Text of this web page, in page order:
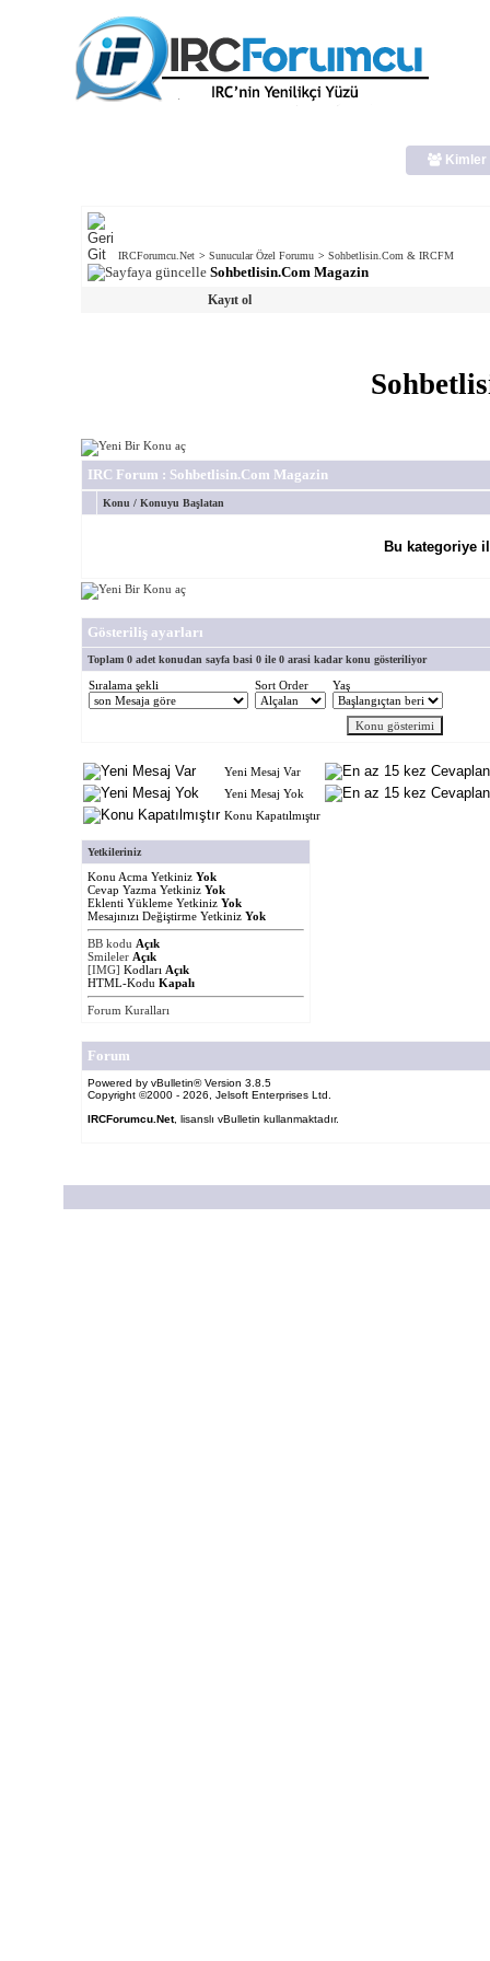
Kimler
IRCForumcu.Net > Sunucular Özel Forumu > Sohbetlisin.Com & IRCFM
Sohbetlisin.Com Magazin
Kayıt ol
IRC Forum : Sohbetlisin.Com Magazin
Konu / Konuyu Başlatan
Bu kategoriye
Gösteriliş ayarları
Toplam 0 adet konudan sayfa basi 0 ile 0 arasi kadar konu gösteriliyor
Sıralama şekli Sort Order Yaş
Yeni Mesaj Var
Yeni Mesaj Yok
Konu Kapatılmıştır
Yetkileriniz
Konu Acma Yetkiniz Yok
Cevap Yazma Yetkiniz Yok
Eklenti Yükleme Yetkiniz Yok
Mesajınızı Değiştirme Yetkiniz Yok
BB kodu Açık
Smileler Açık
[IMG] Kodları Açık
HTML-Kodu Kapalı
Forum Kuralları
Forum
Powered by vBulletin® Version 3.8.5
Copyright ©2000 - 2026, Jelsoft Enterprises Ltd.
IRCForumcu.Net, lisanslı vBulletin kullanmaktadır.